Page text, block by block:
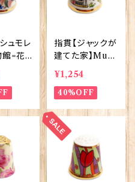
ュモレ
館=花
9
指貫【ジャックが
建てた家】Muse
um Collectio
ns 90033-CV4
¥1,254
40%OFF